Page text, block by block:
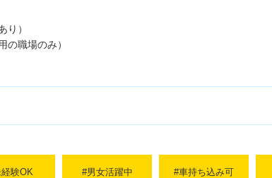
）
の職場のみ）
験OK #男女活躍中 #車持ち込み可